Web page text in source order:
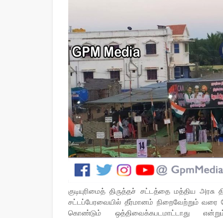
குடியுரிமைத் திருத்தச் சட்டத்தை மத்திய
சட்டப்பேரவையில் தீர்மானம் நிறைவேற்றும்
கொண்டும் ஒத்திவைக்கபடமாட்டாது